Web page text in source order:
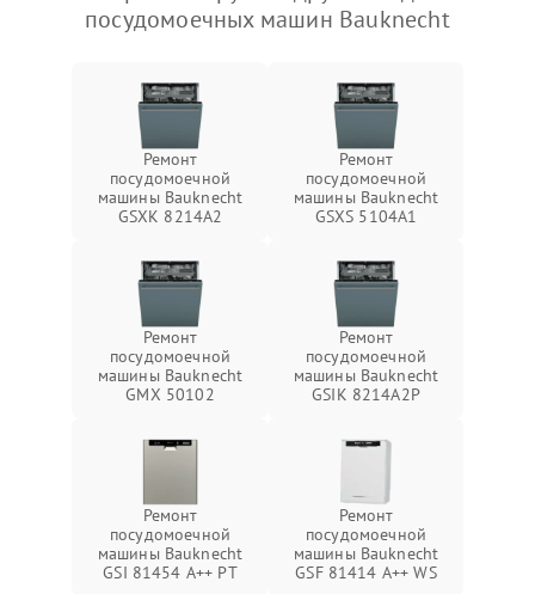
посудомоечных машин Bauknecht
Ремонт
посудомоечной
машины Bauknecht
GSXK 8214A2
Ремонт
посудомоечной
машины Bauknecht
GSXS 5104A1
Ремонт
посудомоечной
машины Bauknecht
GMX 50102
Ремонт
посудомоечной
машины Bauknecht
GSIK 8214A2P
Ремонт
посудомоечной
машины Bauknecht
GSI 81454 A++ PT
Ремонт
посудомоечной
машины Bauknecht
GSF 81414 A++ WS